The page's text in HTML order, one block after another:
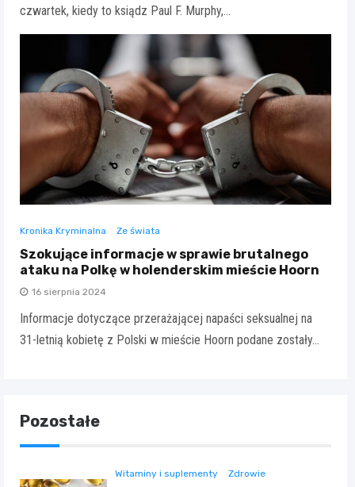
czwartek, kiedy to ksiądz Paul F. Murphy,…
Kronika Kryminalna Ze świata
Szokujące informacje w sprawie brutalnego
ataku na Polkę w holenderskim mieście Hoorn
16 sierpnia 2024
Informacje dotyczące przerażającej napaści seksualnej na
31-letnią kobietę z Polski w mieście Hoorn podane zostały…
Pozostałe
Witaminy i suplementy Zdrowie